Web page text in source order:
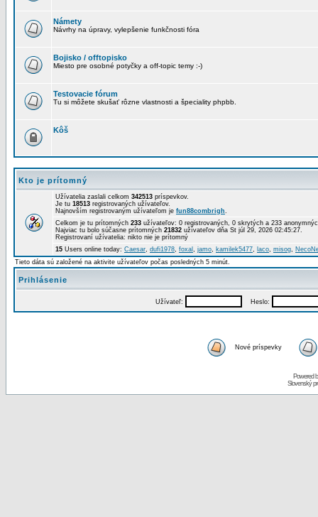
Námety
Návrhy na úpravy, vylepšenie funkčnosti fóra
Bojisko / offtopisko
Miesto pre osobné potyčky a off-topic temy :-)
Testovacie fórum
Tu si môžete skušať rôzne vlastnosti a špeciality phpbb.
Kôš
Kto je prítomný
Užívatelia zaslali celkom 342513 príspevkov.
Je tu 18513 registrovaných užívateľov.
Najnovším registrovaným užívateľom je fun88combrigh.
Celkom je tu prítomných 233 užívateľov: 0 registrovaných, 0 skrytých a 233
Najviac tu bolo súčasne prítomných 21832 užívateľov dňa St júl 29, 2026 02:45:27.
Registrovaní užívatelia: nikto nie je prítomný
15 Users online today: Caesar, dufi1978, foxal , jamo, kamilek5477, laco, misog,
Tieto dáta sú založené na aktivite užívateľov počas posledných 5 minút.
Prihlásenie
Užívateľ: Heslo:
Nové príspevky
Powered
Slovenský